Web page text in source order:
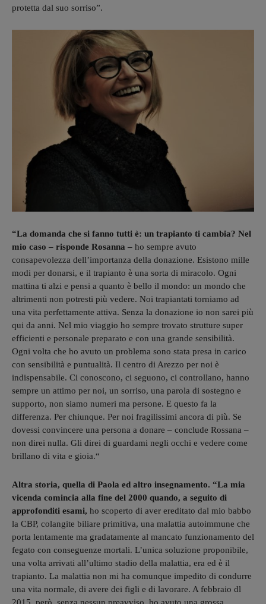
protetta dal suo sorriso”.
“La domanda che si fanno tutti è: un trapianto ti cambia? Nel
mio caso – risponde Rosanna – ho sempre avuto
consapevolezza dell’importanza della donazione. Esistono mille
modi per donarsi, e il trapianto è una sorta di miracolo. Ogni
mattina ti alzi e pensi a quanto è bello il mondo: un mondo che
altrimenti non potresti più vedere. Noi trapiantati torniamo ad
una vita perfettamente attiva. Senza la donazione io non sarei più
qui da anni. Nel mio viaggio ho sempre trovato strutture super
efficienti e personale preparato e con una grande sensibilità.
Ogni volta che ho avuto un problema sono stata presa in carico
con sensibilità e puntualità. Il centro di Arezzo per noi è
indispensabile. Ci conoscono, ci seguono, ci controllano, hanno
sempre un attimo per noi, un sorriso, una parola di sostegno e
supporto, non siamo numeri ma persone. E questo fa la
differenza. Per chiunque. Per noi fragilissimi ancora di più. Se
dovessi convincere una persona a donare – conclude Rossana –
non direi nulla. Gli direi di guardami negli occhi e vedere come
brillano di vita e gioia.“
Altra storia, quella di Paola ed altro insegnamento. “La mia
vicenda comincia alla fine del 2000 quando, a seguito di
approfonditi esami, ho scoperto di aver ereditato dal mio babbo
la CBP, colangite biliare primitiva, una malattia autoimmune che
porta lentamente ma gradatamente al mancato funzionamento del
fegato con conseguenze mortali. L’unica soluzione proponibile,
una volta arrivati all’ultimo stadio della malattia, era ed è il
trapianto. La malattia non mi ha comunque impedito di condurre
una vita normale, di avere dei figli e di lavorare. A febbraio dl